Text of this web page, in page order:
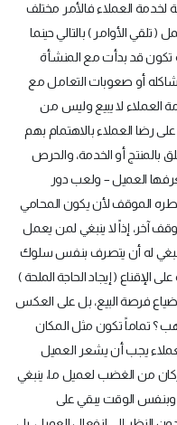
لخدمة العملاء فالأمر مختلف
الأوامر ) بالتالي حينما
تكون قد بدأت مع المنشأة
أو صعوبات التعامل مع
العملاء لا يبيع وليس من
رضا العملاء بالاهتمام بهم
بالمنتج أو الخدمة، والحرص
العميل – ولعب دور
الموقف لأن يكون المحامي
آخر، إذاً لا ينبغي لمن يعمل
ينبغي له أن يتصرف بنفس سلوك
الإقناع ( إيجاد الحاجة الملحة )
فرصة البيع، بل على العكس
؟ تماماً تكون مثل المكان
يجب أن يشعر العميل
من الغضب لعميل ما، ينبغي
الوقت يبقي على